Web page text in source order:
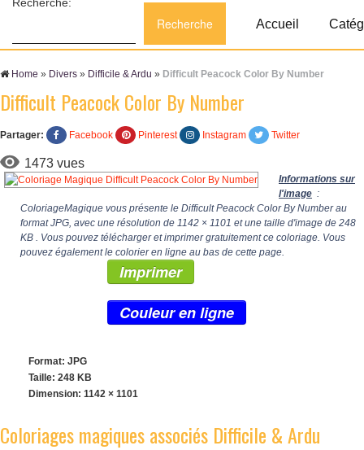
Accueil
Home » Divers » Difficile & Ardu » Difficult Peacock Color By Number
Difficult Peacock Color By Number
Partager: Facebook Pinterest Instagram Twitter
1473 vues
Informations sur
l'image :
ColoriageMagique vous présente le Difficult Peacock Color By Number au
format JPG, avec une résolution de 1142 × 1101 et une taille d'image de 248
KB . Vous pouvez télécharger et imprimer gratuitement ce coloriage. Vous
pouvez également le colorier en ligne au bas de cette page.
Imprimer
Couleur en ligne
Format: JPG
Taille: 248 KB
Dimension: 1142 × 1101
Coloriages magiques associés Difficile & Ardu